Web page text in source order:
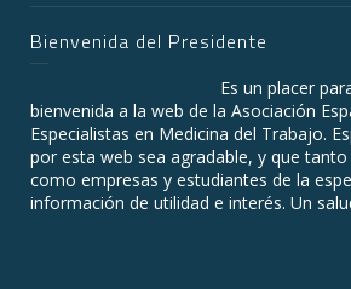
Bienvenida del Presidente
Es un placer
bienvenida a la web de la Asociación
Especialistas en Medicina del Trabajo.
por esta web sea agradable, y que
como empresas y estudiantes de la
información de utilidad e interés. Un